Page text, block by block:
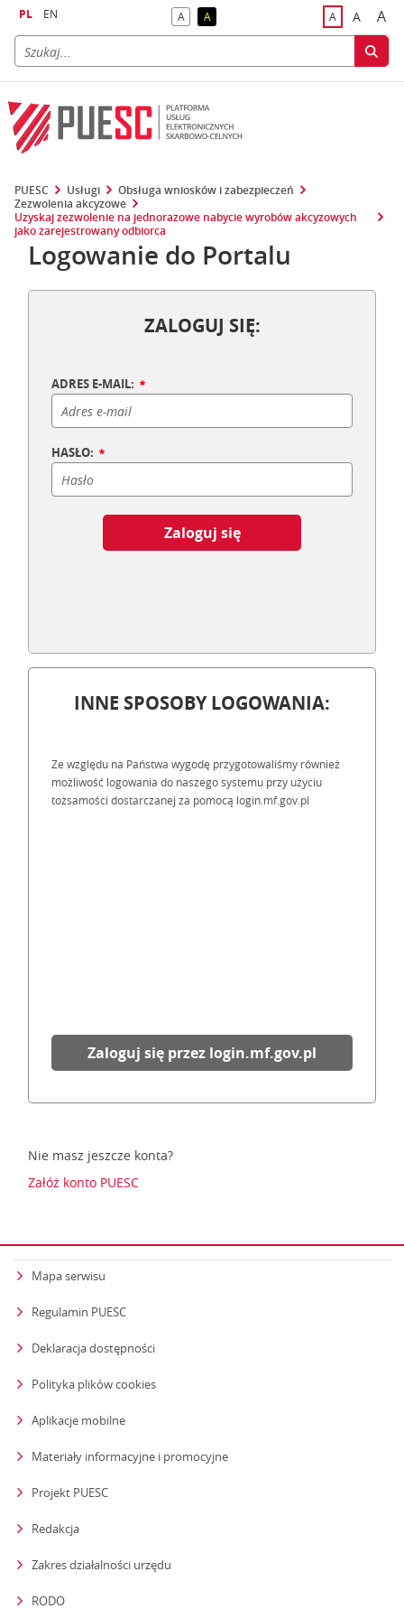
PL EN Akontrast domyślny
Akontrast żółty tekst na czarnym tle
Adomyślna
A A
PUESC Usługi
Obsługa wniosków i zabezpieczeń
Zezwolenia akcyzowe
Uzyskaj zezwolenie na jednorazowe nabycie wyrobów akcyzowych
jako zarejestrowany odbiorca
Logowanie do Portalu
ZALOGUJ SIĘ:
ADRES E-MAIL:
HASŁO:
Zaloguj się
INNE SPOSOBY LOGOWANIA:
Ze względu na Państwa wygodę przygotowaliśmy również
możliwość logowania do naszego systemu przy użyciu
tożsamości dostarczanej za pomocą login.mf.gov.pl
Zaloguj się przez login.mf.gov.pl
Nie masz jeszcze konta?
Załóż konto PUESC
Mapa serwisu
Regulamin PUESC
Deklaracja dostępności
Polityka plików cookies
Aplikacje mobilne
Materiały informacyjne i promocyjne
Projekt PUESC
Redakcja
Zakres działalności urzędu
RODO